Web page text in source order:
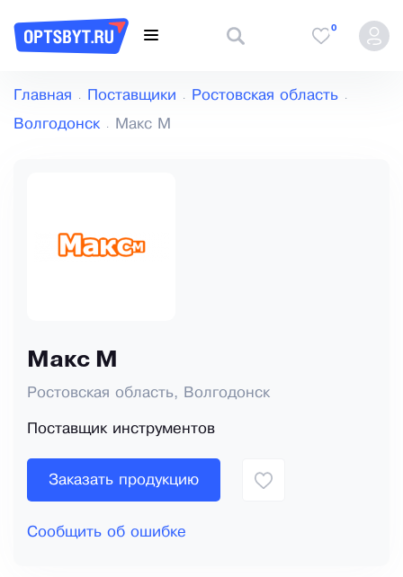
0
Главная Поставщики Ростовская область
Волгодонск Макс М
Макс М
Ростовская область, Волгодонск
Поставщик инструментов
Заказать продукцию
Сообщить об ошибке